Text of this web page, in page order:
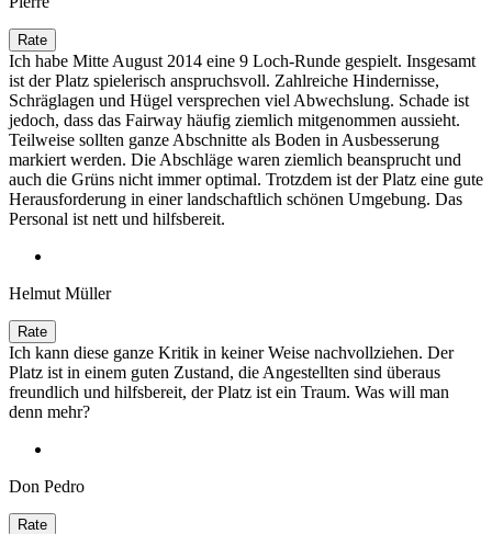
Ich habe Mitte August 2014 eine 9 Loch-Runde gespielt. Insgesamt
ist der Platz spielerisch anspruchsvoll. Zahlreiche Hindernisse,
Schräglagen und Hügel versprechen viel Abwechslung. Schade ist
jedoch, dass das Fairway häufig ziemlich mitgenommen aussieht.
Teilweise sollten ganze Abschnitte als Boden in Ausbesserung
markiert werden. Die Abschläge waren ziemlich beansprucht und
auch die Grüns nicht immer optimal. Trotzdem ist der Platz eine gute
Herausforderung in einer landschaftlich schönen Umgebung. Das
Personal ist nett und hilfsbereit.
Helmut Müller
Ich kann diese ganze Kritik in keiner Weise nachvollziehen. Der
Platz ist in einem guten Zustand, die Angestellten sind überaus
freundlich und hilfsbereit, der Platz ist ein Traum. Was will man
denn mehr?
Don Pedro